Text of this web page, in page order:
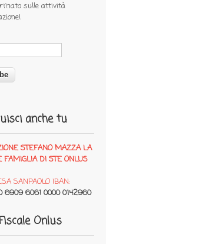
sulle attività
anche tu
STEFANO MAZZA LA
FAMIGLIA DI STE ONLUS
SANPAOLO IBAN:
6909 6061 0000 0142960
Onlus